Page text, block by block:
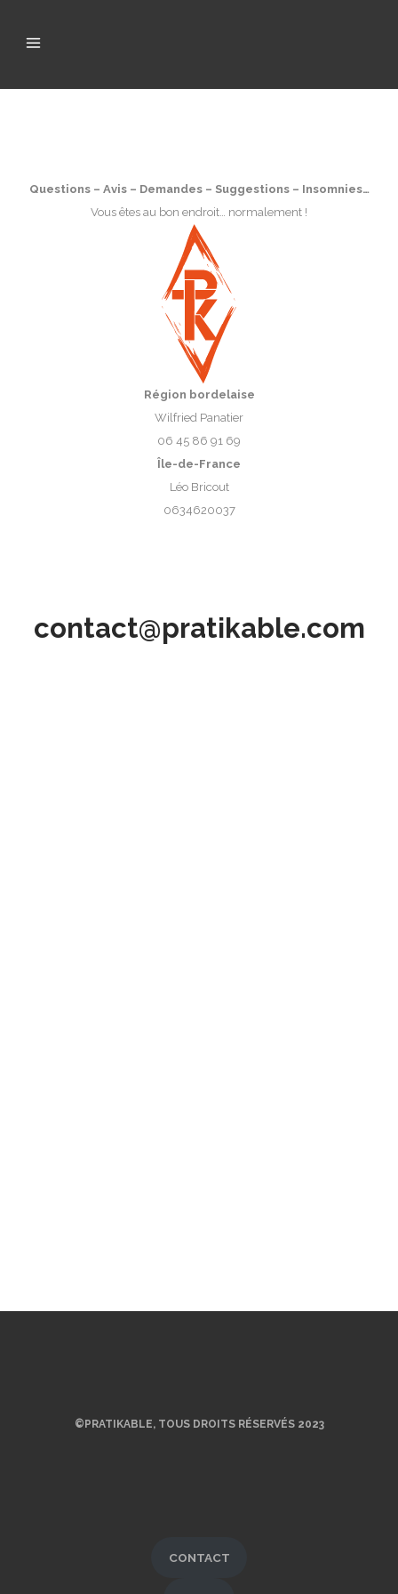
Questions – Avis – Demandes – Suggestions – Insomnies…
Vous êtes au bon endroit… normalement !
Région bordelaise
Wilfried Panatier
06 45 86 91 69
Île-de-France
Léo Bricout
0634620037
contact@pratikable.com
©PRATIKABLE, TOUS DROITS RÉSERVÉS 2023
CONTACT